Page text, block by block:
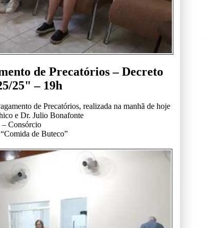
de Precatórios – Decreto
25" – 19h
de Precatórios, realizada na manhã de hoje
e Dr. Julio Bonafonte
– Consórcio
de Buteco”